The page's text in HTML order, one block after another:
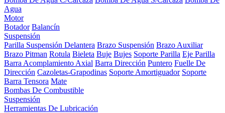
Agua
Motor
Botador Balancín
Suspensión
Parilla Suspensión Delantera Brazo Suspensión Brazo Auxiliar
Brazo Pitman Rotula Bieleta Buje Bujes Soporte Parilla Eje Parilla
Barra Acomplamiento Axial Barra Dirección Puntero Fuelle De
Dirección Cazoletas-Grapodinas Soporte Amortiguador Soporte
Barra Tensora Mate
Bombas De Combustible
Suspensión
Herramientas De Lubricación